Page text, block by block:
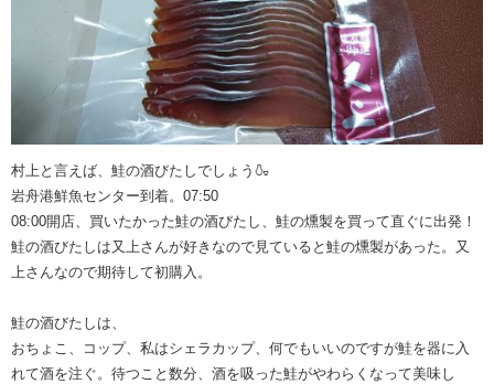
村上と言えば、鮭の酒びたしでしょう🍶
岩舟港鮮魚センター到着。07:50
08:00開店、買いたかった鮭の酒びたし、鮭の燻製を買って直ぐに出発！
鮭の酒びたしは又上さんが好きなので見ていると鮭の燻製があった。又
上さんなので期待して初購入。
鮭の酒びたしは、
おちょこ、コップ、私はシェラカップ、何でもいいのですが鮭を器に入
れて酒を注ぐ。待つこと数分、酒を吸った鮭がやわらくなって美味し